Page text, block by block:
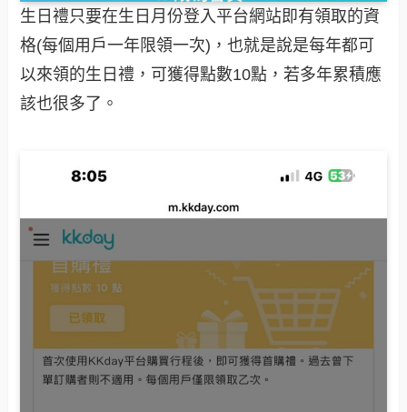
生日禮只要在生日月份登入平台網站即有領取的資
格(每個用戶一年限領一次)，也就是說是每年都可
以來領的生日禮，可獲得點數10點，若多年累積應
該也很多了。